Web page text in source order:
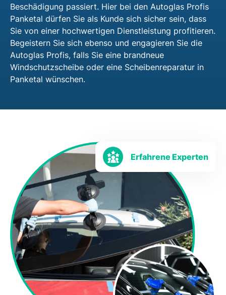
Beschädigung passiert. Hier bei den Autoglas Profis
Panketal dürfen Sie als Kunde sich sicher sein, dass
Sie von einer hochwertigen Dienstleistung profitieren.
Begeistern Sie sich ebenso und engagieren Sie die
Autoglas Profis, falls Sie eine brandneue
Windschutzscheibe oder eine Scheibenreparatur in
Panketal wünschen.
Erfahrene Experten